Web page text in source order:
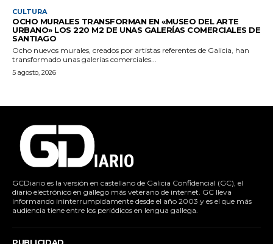
CULTURA
OCHO MURALES TRANSFORMAN EN «MUSEO DEL ARTE
URBANO» LOS 220 M2 DE UNAS GALERÍAS COMERCIALES DE
SANTIAGO
Ocho nuevos murales, creados por artistas referentes de Galicia, han
transformado unas galerías comerciales...
5 agosto, 2026
GCDiario es la versión en castellano de Galicia Confidencial (GC), el
diario electrónico en gallego más veterano de internet. GC lleva
informando ininterrumpidamente desde el año 2003 y es el que más
audiencia tiene entre los periódicos en lengua gallega.